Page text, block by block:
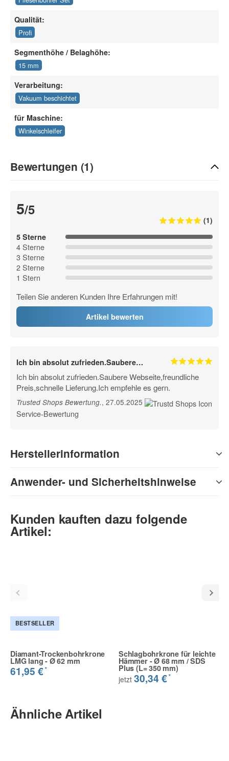
Qualität:
Profi
Segmenthöhe / Belaghöhe:
15 mm
Verarbeitung:
Vakuum beschichtet
für Maschine:
Winkelschleifer
Bewertungen (1)
5/5
(1)
5 Sterne
4 Sterne
3 Sterne
2 Sterne
1 Stern
Teilen Sie anderen Kunden Ihre Erfahrungen mit!
Artikel bewerten
Ich bin absolut zufrieden.Saubere…
Ich bin absolut zufrieden.Saubere Webseite,freundliche
Preis,schnelle Lieferung.Ich empfehle es gern.
Trusted Shops Bewertung., 27.05.2025
Service-Bewertung
Herstellerinformation
Anwender- und Sicherheitshinweise
Kunden kauften dazu folgende
Artikel:
BESTSELLER
Diamant-Trockenbohrkrone
LMG lang - Ø 62 mm
61,95 €*
Schlagbohrkrone für leichte
Hämmer - Ø 68 mm / SDS
Plus (L= 350 mm)
jetzt 30,34 €*
Ähnliche Artikel